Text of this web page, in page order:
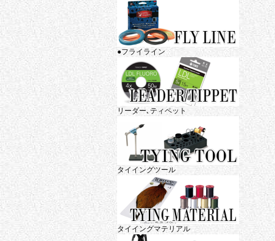
●フライライン
リーダー､ティペット
タイイングツール
タイイングマテリアル